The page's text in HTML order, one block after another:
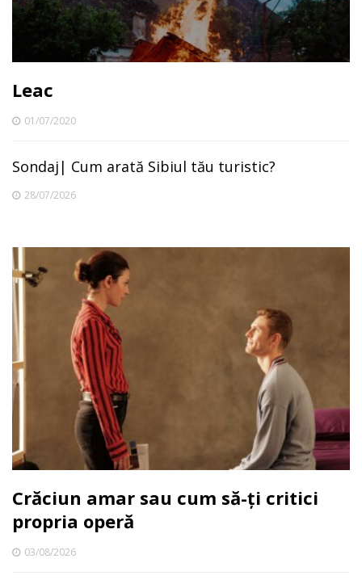
Leac
01/07/2020
Sondaj| Cum arată Sibiul tău turistic?
28/07/2026
Crăciun amar sau cum să-ți critici
propria operă
03/08/2026